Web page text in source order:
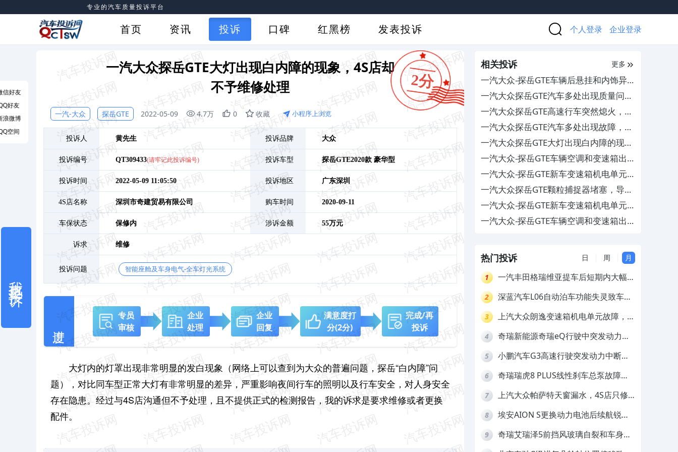
专业的汽车质量投诉平台
首页 资讯 投诉 口碑 红黑榜 发表投诉 个人登录 企业登录
2分
一汽大众探岳GTE大灯出现白内障的现象，4S店却
不予维修处理
一汽-大众 探岳GTE 2022-05-09 4.7万 0 收藏 小程序上浏览
投诉人 黄先生 投诉品牌 大众
投诉编号 QT309433(请牢记此投诉编号) 投诉车型 探岳GTE2020款 豪华型
投诉时间 2022-05-09 11:05:50 投诉地区 广东深圳
4S店名称 深圳市奇建贸易有限公司 购车时间 2020-09-11
车保状态 保修内 涉诉金额 55万元
诉求 维修
投诉问题 智能座舱及车身电气-全车灯光系统
专员
审核
企业
处理
企业
回复
满意度打
分(2分)
完成/再
投诉
大灯内的灯罩出现非常明显的发白现象（网络上可以查到为大众的普遍问题，探岳“白内障”问
题），对比同车型正常大灯有非常明显的差异，严重影响夜间行车的照明以及行车安全，对人身安全
存在隐患。经过与4S店沟通但不予处理，且不提供正式的检测报告，我的诉求是要求维修或者更换
配件。
相关投诉 更多
一汽大众-探岳GTE车辆后悬挂和内饰异
响严重
一汽大众探岳GTE汽车多处出现质量问
题，要求厂家给予解决方案处理
一汽大众探岳GTE高速行车突然熄火，要
求4S店给予处理
一汽大众探岳GTE汽车多处出现故障，要
求厂家重视并给予解决
一汽大众探岳GTE大灯出现白内障的现
象，4S店却不予维修处理
一汽大众-探岳GTE车辆空调和变速箱出
现问题
一汽大众-探岳GTE新车变速箱机电单元
损坏和空调管道装反的问题
一汽大众探岳GTE颗粒捕捉器堵塞，导致
汽车油耗高和自动启停失效
一汽大众-探岳GTE新车变速箱机电单元
损坏和空调管道装反
一汽大众-探岳GTE车辆空调和变速箱出
热门投诉 日 周 月
1
一汽丰田格瑞维亚提车后短期内大幅降
2
深蓝汽车L06自动泊车功能失灵致车辆
3
上汽大众朗逸变速箱机电单元故障，厂
4
奇瑞新能源奇瑞eQ行驶中突发动力受
拒绝三电质保
5
小鹏汽车G3高速行驶突发动力中断，
6
奇瑞瑞虎8 PLUS线性刹车总泵故障，
7
上汽大众帕萨特天窗漏水，4S店只修
8
埃安AION S更换动力电池后续航锐
9
奇瑞艾瑞泽5前挡风玻璃自裂和车身多
信好友
好友
浪微博
空间